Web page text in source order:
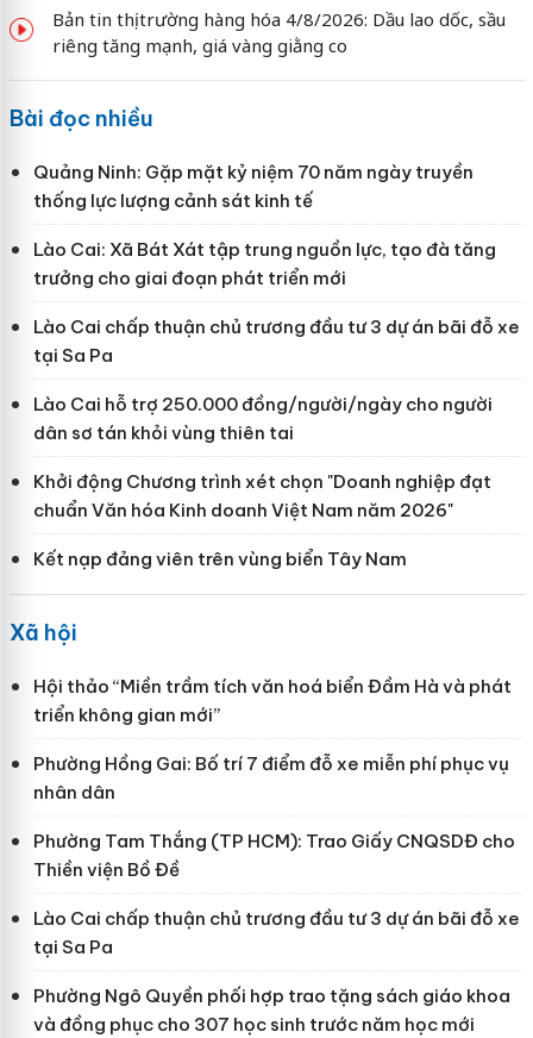
Bản tin thị trường hàng hóa 4/8/2026: Dầu lao dốc, sầu
riêng tăng mạnh, giá vàng giằng co
Bài đọc nhiều
Quảng Ninh: Gặp mặt kỷ niệm 70 năm ngày truyền
thống lực lượng cảnh sát kinh tế
Lào Cai: Xã Bát Xát tập trung nguồn lực, tạo đà tăng
trưởng cho giai đoạn phát triển mới
Lào Cai chấp thuận chủ trương đầu tư 3 dự án bãi đỗ xe
tại Sa Pa
Lào Cai hỗ trợ 250.000 đồng/người/ngày cho người
dân sơ tán khỏi vùng thiên tai
Khởi động Chương trình xét chọn "Doanh nghiệp đạt
chuẩn Văn hóa Kinh doanh Việt Nam năm 2026"
Kết nạp đảng viên trên vùng biển Tây Nam
Xã hội
Hội thảo “Miền trầm tích văn hoá biển Đầm Hà và phát
triển không gian mới”
Phường Hồng Gai: Bố trí 7 điểm đỗ xe miễn phí phục vụ
nhân dân
Phường Tam Thắng (TP HCM): Trao Giấy CNQSDĐ cho
Thiền viện Bồ Đề
Lào Cai chấp thuận chủ trương đầu tư 3 dự án bãi đỗ xe
tại Sa Pa
Phường Ngô Quyền phối hợp trao tặng sách giáo khoa
và đồng phục cho 307 học sinh trước năm học mới